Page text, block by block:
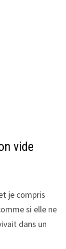
vide
je compris
si elle ne
dans un